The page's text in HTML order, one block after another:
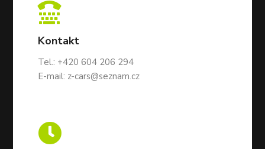

Kontakt
Tel.: +420 604 206 294
E-mail: z-cars@seznam.cz
